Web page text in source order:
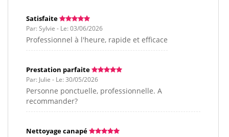
Satisfaite
Par: Sylvie - Le: 03/06/2026
Professionnel à l'heure, rapide et efficace
Prestation parfaite
Par: Julie - Le: 30/05/2026
Personne ponctuelle, professionnelle. A
recommander?
Nettoyage canapé